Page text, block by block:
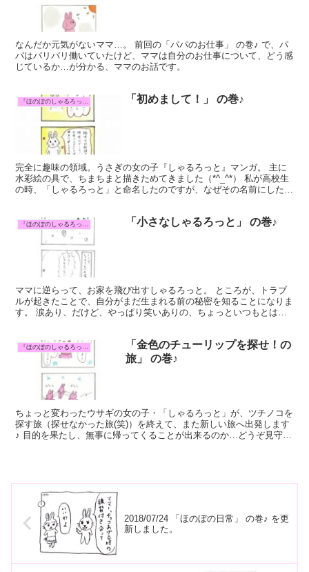
なんだか元気がないママ…。 前回の「パパのお仕事」 の巻♪ で、パ
パはバリバリ働いていたけど、ママは自分のお仕事について、どう感
じているか…が分かる、ママのお話です。
『ほのぼのしゃるろっと』マンガ 「初めまして！」 の巻♪
完全に趣味の領域。うさぎの女の子『しゃるろっと』マンガ。 主に
水彩絵の具で、ちまちまと描きためてきました（*^_^*） 私が高校生
の時、「しゃるろっと」と命名したのですが、なぜその名前にしたの
『ほのぼのしゃるろっと』マンガ 「小さなしゃるろっと」 の巻♪
ママに逆らって、お家を飛び出すしゃるろっと。 ところが、トラブ
ルが起きたことで、自分がまだ生まれる前の秘密を知ることになりま
す。 涙あり、だけど、やっぱり笑いありの、ちょっといつもとは違
『ほのぼのしゃるろっと』マンガ
「金色のチューリップを探せ！の
旅」 の巻♪
ちょっと変わったウサギの女の子・「しゃるろっと」が、ツチノコを
探す旅（探せなかった旅(笑)）を終えて、また新しい旅へ出発します
♪ 目的を果たし、無事に帰ってくることが出来るのか…どうぞ見守っ
2018/07/24 「ほのぼの日常」 の巻♪ を更
新しました。